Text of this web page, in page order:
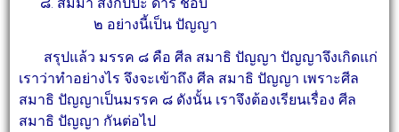
๒ อย่างนี้เป็น ปัญญา
สรุปแล้ว มรรค ๘ คือ ศีล สมาธิ ปัญญา ปัญญาจึงเกิดแก่
เราว่าทำอย่างไร จึงจะเข้าถึง ศีล สมาธิ ปัญญา เพราะศีล
สมาธิ ปัญญาเป็นมรรค ๘ ดังนั้น เราจึงต้องเรียนเรื่อง ศีล
สมาธิ ปัญญา กันต่อไป